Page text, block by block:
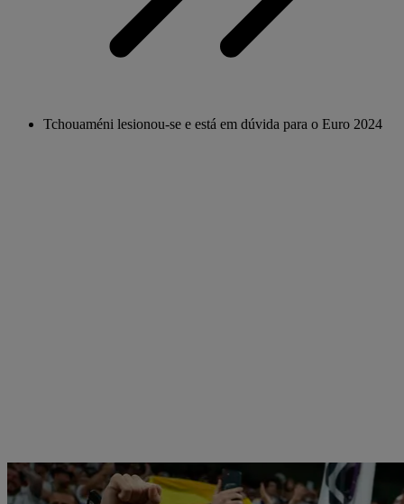
Tchouaméni lesionou-se e está em dúvida para o Euro 2024